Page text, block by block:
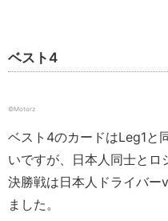
ベスト4
©️Motorz
ベスト4のカードはLeg1と
いですが、日本人同士と
決勝戦は日本人ドライバー
ました。